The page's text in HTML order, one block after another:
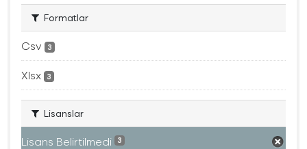
Formatlar
Csv 3
Xlsx 3
Lisanslar
Lisans Belirtilmedi 3